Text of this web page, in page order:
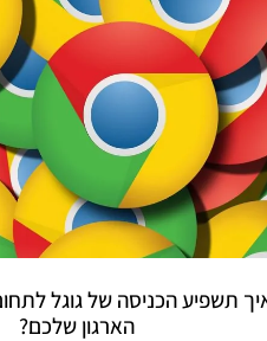
תשפיע הכניסה של גוגל
הארגון שלכם?